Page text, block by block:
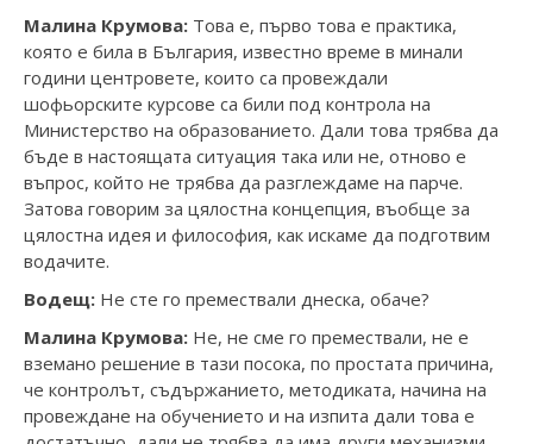
Малина Крумова: Това е, първо това е практика,
която е била в България, известно време в минали
години центровете, които са провеждали
шофьорските курсове са били под контрола на
Министерство на образованието. Дали това трябва да
бъде в настоящата ситуация така или не, отново е
въпрос, който не трябва да разглеждаме на парче.
Затова говорим за цялостна концепция, въобще за
цялостна идея и философия, как искаме да подготвим
водачите.
Водещ: Не сте го премествали днеска, обаче?
Малина Крумова: Не, не сме го премествали, не е
вземано решение в тази посока, по простата причина,
че контролът, съдържанието, методиката, начина на
провеждане на обучението и на изпита дали това е